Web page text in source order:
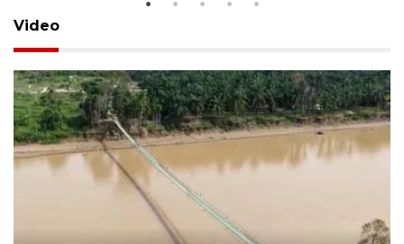
Video